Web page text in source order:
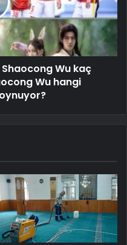
Wu kaç
Wu hangi